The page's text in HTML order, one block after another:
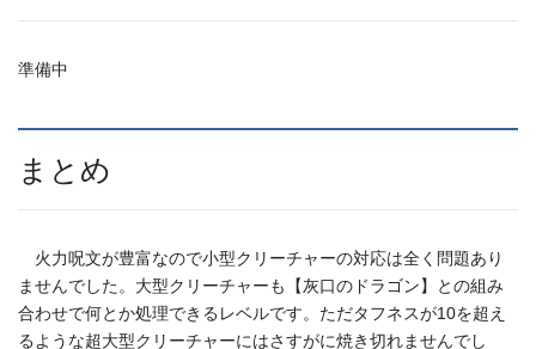
準備中
まとめ
火力呪文が豊富なので小型クリーチャーの対応は全く問題あり
ませんでした。大型クリーチャーも【灰口のドラゴン】との組み
合わせで何とか処理できるレベルです。ただタフネスが10を超え
るような超大型クリーチャーにはさすがに焼き切れませんでし